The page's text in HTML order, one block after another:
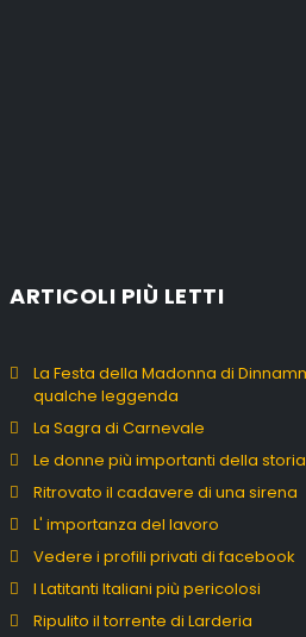
ARTICOLI PIÙ LETTI
La Festa della Madonna di
qualche leggenda
La Sagra di Carnevale
Le donne più importanti della storia
Ritrovato il cadavere di una sirena
L' importanza del lavoro
Vedere i profili privati di facebook
I Latitanti Italiani più pericolosi
Ripulito il torrente di Larderia